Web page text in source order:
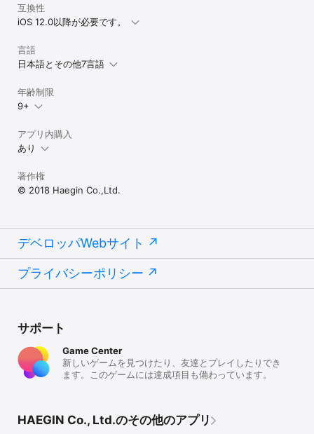
互換性
iOS 12.0以降が必要です。
言語
日本語とその他7言語
年齢制限
9+
アプリ内購入
あり
著作権
© 2018 Haegin Co.,Ltd.
デベロッパWebサイト
プライバシーポリシー
サポート
Game Center
新しいゲームを見つけたり、友達とプレイしたりでき
ます。このゲームには達成項目も備わっています。
HAEGIN Co., Ltd.のその他のアプリ